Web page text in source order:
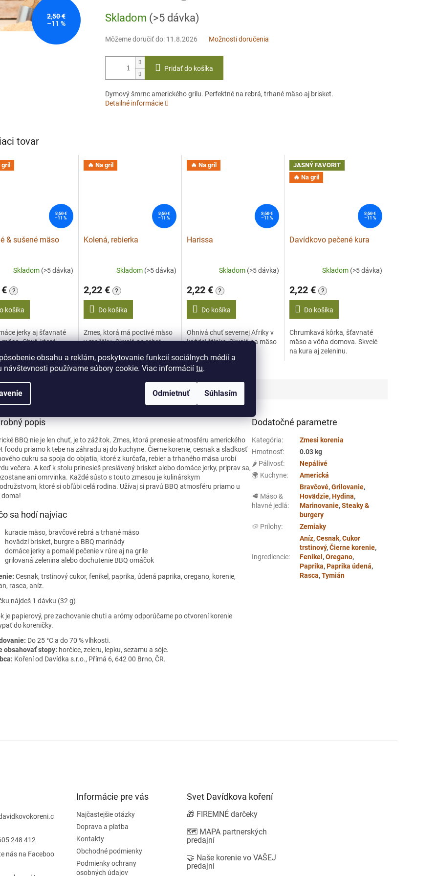
obsahu a reklám, poskytovanie funkcií sociálnych médií a
návštevnosti používame súbory cookie. Viac informácií tu.
Odmietnuť Súhlasím
2,50 €
–11 %
Skladom (>5 dávka)
Môžeme doručiť do: 11.8.2026 Možnosti doručenia
Pridať do košíka
Dymový šmrnc amerického grilu. Perfektné na rebrá, trhané mäso aj brisket.
Detailné informácie
tovar
gril
2,50 €
–11 %
& sušené mäso
Skladom (>5 dávka)
?
košíka
jerky aj šťavnaté
mäso. Chuť, ktorá
🔥 Na gril
2,50 €
–11 %
Kolená, rebierka
Skladom (>5 dávka)
2,22 € ?
Do košíka
Zmes, ktorá má poctivé mäso
v malíčku. Skvelá na rebrá,
🔥 Na gril
2,50 €
–11 %
Harissa
Skladom (>5 dávka)
2,22 € ?
Do košíka
Ohnivá chuť severnej Afriky v
každej štipke. Skvelá na mäso
JASNÝ FAVORIT
🔥 Na gril
2,50 €
–11 %
Davídkovo pečené kura
Skladom (>5 dávka)
2,22 € ?
Do košíka
Chrumkavá kôrka, šťavnaté
mäso a vôňa domova. Skvelé
na kura aj zeleninu.
popis
BBQ nie je len chuť, je to zážitok. Zmes, ktorá prenesie atmosféru amerického
foodu priamo k tebe na záhradu aj do kuchyne. Čierne korenie, cesnak a sladkosť
cukru sa spoja do objatia, ktoré z kurčaťa, rebier a trhaného mäsa urobí
večera. A keď k stolu prinesieš preslávený brisket alebo domáce jerky, priprav sa,
ani omrvinka. Každé sústo s touto zmesou je kulinárskym
ktoré si obľúbi celá rodina. Užívaj si pravú BBQ atmosféru priamo u
doma!
sa hodí najviac
kuracie mäso, bravčové rebrá a trhané mäso
hovädzí brisket, burgre a BBQ marinády
domáce jerky a pomalé pečenie v rúre aj na grile
grilovaná zelenina alebo dochutenie BBQ omáčok
Cesnak, trstinový cukor, fenikel, paprika, údená paprika, oregano, korenie,
rasca, aníz.
nájdeš 1 dávku (32 g)
je papierový, pre zachovanie chuti a arómy odporúčame po otvorení korenie
do koreničky.
Do 25 °C a do 70 % vlhkosti.
obsahovať stopy: horčice, zeleru, lepku, sezamu a sóje.
Koření od Davídka s.r.o., Přímá 6, 642 00 Brno, ČR.
Dodatočné parametre
Kategória:
Zmesi korenia
Hmotnosť:
0.03 kg
🌶️ Pálivosť:
Nepálivé
🌍 Kuchyne: Americká
🥩 Mäso &
hlavné jedlá:
Bravčové,Grilovanie,
Hovädzie,Hydina,
Marinovanie,Steaky &
burgery
🥔 Prílohy: Zemiaky
Ingrediencie:
Aníz,Cesnak,Cukor
trstinový,Čierne korenie,
Fenikel ,Oregano,
Paprika,Paprika údená,
Rasca,Tymián
248 412
nás na Faceboo
Informácie pre vás
Najčastejšie otázky
Doprava a platba
Kontakty
Obchodné podmienky
Podmienky ochrany
osobných údajov
Svet Davídkova koření
🎁 FIREMNÉ darčeky
🗺️ MAPA partnerských
predajní
🤝 Naše korenie vo VAŠEJ
predajni